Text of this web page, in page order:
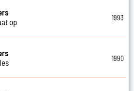
op
1993
1990